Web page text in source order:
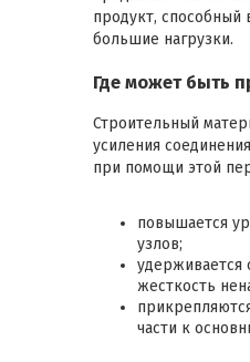
продукт, способный
большие нагрузки.
Где может быть
Строительный
усиления
при помощи этой
повышается
узлов;
удерживается
жесткость
части к